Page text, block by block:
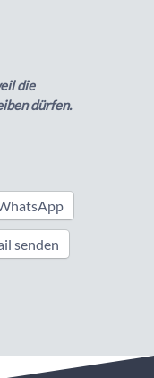
die
dürfen.
senden